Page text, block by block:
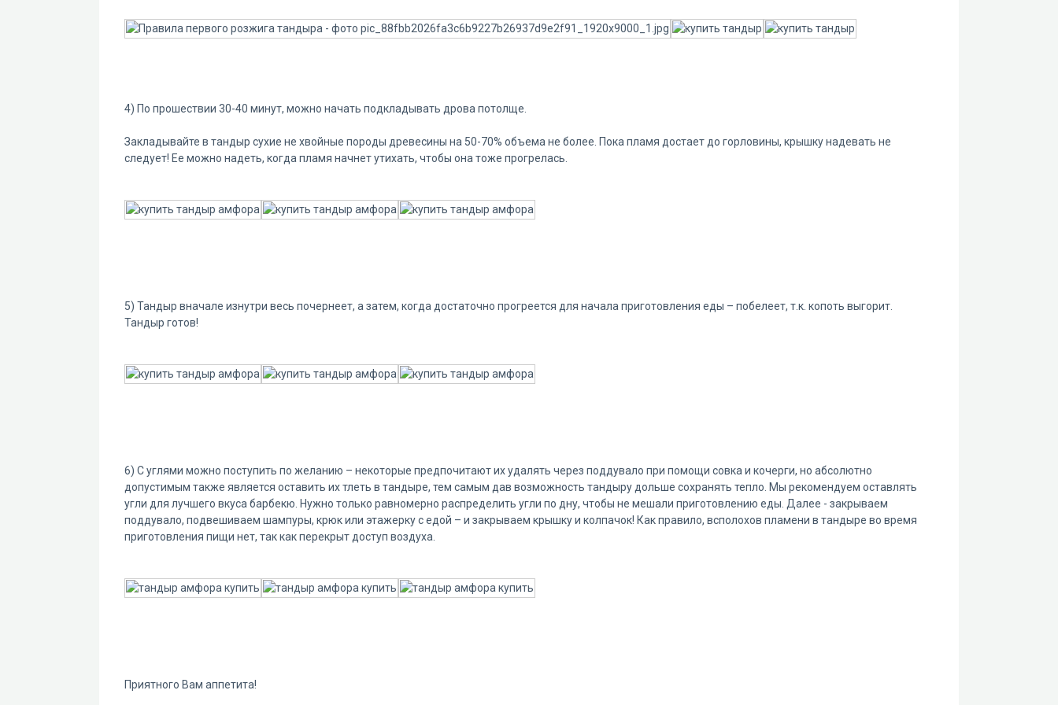
4) По прошествии 30-40 минут, можно начать подкладывать дрова потолще.
Закладывайте в тандыр сухие не хвойные породы древесины на 50-70% объема не более. Пока пламя достает до горловины, крышку надевать не
следует! Ее можно надеть, когда пламя начнет утихать, чтобы она тоже прогрелась.
5) Тандыр вначале изнутри весь почернеет, а затем, когда достаточно прогреется для начала приготовления еды – побелеет, т.к. копоть выгорит.
Тандыр готов!
6) С углями можно поступить по желанию – некоторые предпочитают их удалять через поддувало при помощи совка и кочерги, но абсолютно
допустимым также является оставить их тлеть в тандыре, тем самым дав возможность тандыру дольше сохранять тепло. Мы рекомендуем оставлять
угли для лучшего вкуса барбекю. Нужно только равномерно распределить угли по дну, чтобы не мешали приготовлению еды. Далее - закрываем
поддувало, подвешиваем шампуры, крюк или этажерку с едой – и закрываем крышку и колпачок! Как правило, всполохов пламени в тандыре во время
приготовления пищи нет, так как перекрыт доступ воздуха.
Приятного Вам аппетита!